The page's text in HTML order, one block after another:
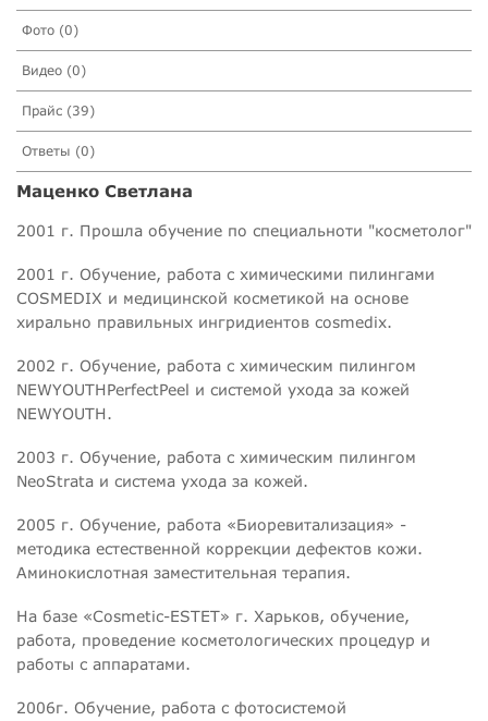
Фото (0)
Видео (0)
Прайс (39)
Ответы (0)
Маценко Светлана
2001 г. Прошла обучение по специальноти "косметолог"
2001 г. Обучение, работа с химическими пилингами
COSMEDIX и медицинской косметикой на основе
хирально правильных ингридиентов cosmedix.
2002 г. Обучение, работа с химическим пилингом
NEWYOUTHPerfectPeel и системой ухода за кожей
NEWYOUTH.
2003 г. Обучение, работа с химическим пилингом
NeoStrata и система ухода за кожей.
2005 г. Обучение, работа «Биоревитализация» -
методика естественной коррекции дефектов кожи.
Аминокислотная заместительная терапия.
На базе «Cosmetic-ESTET» г. Харьков, обучение,
работа, проведение косметологических процедур и
работы с аппаратами.
2006г. Обучение, работа с фотосистемой